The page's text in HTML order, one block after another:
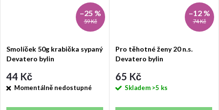
59 Kč
–25 %
Smolíček 50g krabička sypaný
Devatero bylin
44 Kč
Momentálně nedostupné
74 Kč
–12 %
Pro těhotné ženy 20 n.s.
Devatero bylin
65 Kč
Skladem >5 ks